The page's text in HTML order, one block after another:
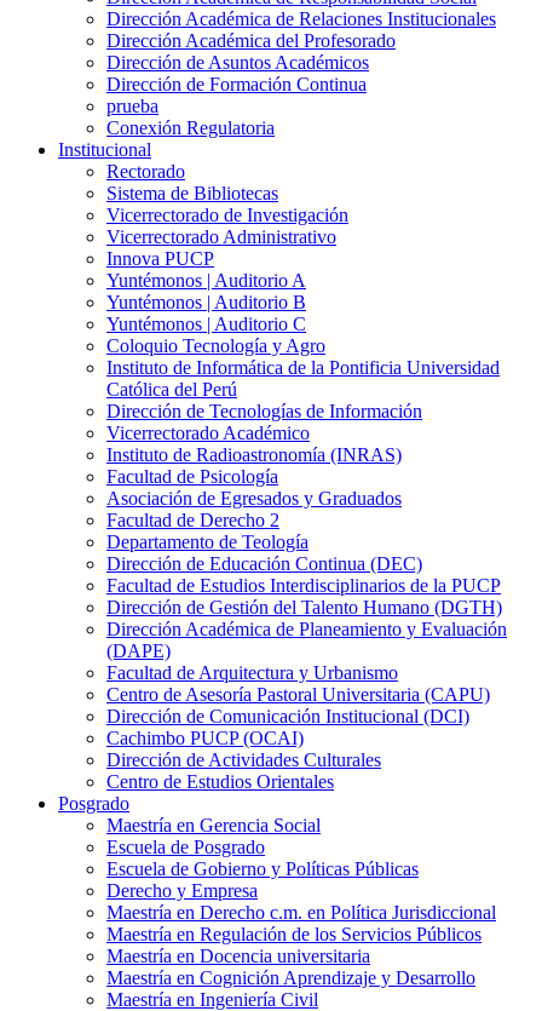
Dirección Académica de Relaciones Institucionales
Dirección Académica del Profesorado
Dirección de Asuntos Académicos
Dirección de Formación Continua
prueba
Conexión Regulatoria
Institucional
Rectorado
Sistema de Bibliotecas
Vicerrectorado de Investigación
Vicerrectorado Administrativo
Innova PUCP
Yuntémonos | Auditorio A
Yuntémonos | Auditorio B
Yuntémonos | Auditorio C
Coloquio Tecnología y Agro
Instituto de Informática de la Pontificia Universidad
Católica del Perú
Dirección de Tecnologías de Información
Vicerrectorado Académico
Instituto de Radioastronomía (INRAS)
Facultad de Psicología
Asociación de Egresados y Graduados
Facultad de Derecho 2
Departamento de Teología
Dirección de Educación Continua (DEC)
Facultad de Estudios Interdisciplinarios de la PUCP
Dirección de Gestión del Talento Humano (DGTH)
Dirección Académica de Planeamiento y Evaluación
(DAPE)
Facultad de Arquitectura y Urbanismo
Centro de Asesoría Pastoral Universitaria (CAPU)
Dirección de Comunicación Institucional (DCI)
Cachimbo PUCP (OCAI)
Dirección de Actividades Culturales
Centro de Estudios Orientales
Posgrado
Maestría en Gerencia Social
Escuela de Posgrado
Escuela de Gobierno y Políticas Públicas
Derecho y Empresa
Maestría en Derecho c.m. en Política Jurisdiccional
Maestría en Regulación de los Servicios Públicos
Maestría en Docencia universitaria
Maestría en Cognición Aprendizaje y Desarrollo
Maestría en Ingeniería Civil